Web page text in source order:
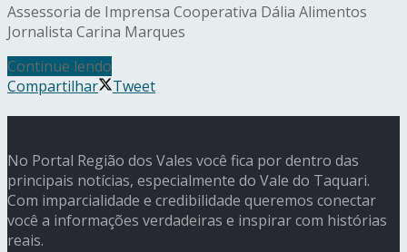
Assessoria de Imprensa Cooperativa Dália Alimentos
Jornalista Carina Marques
Continue lendo
Compartilhar
Tweet
No Portal Região dos Vales você fica por dentro das
principais notícias, especialmente do Vale do Taquari.
Com imparcialidade e credibilidade queremos conectar
você a informações verdadeiras e inspirar com histórias
reais.